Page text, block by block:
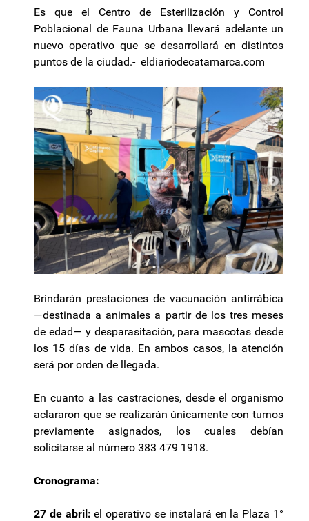
Es que el Centro de Esterilización y Control
Poblacional de Fauna Urbana llevará adelante un
nuevo operativo que se desarrollará en distintos
puntos de la ciudad.- eldiariodecatamarca.com
Brindarán prestaciones de vacunación antirrábica
—destinada a animales a partir de los tres meses
de edad— y desparasitación, para mascotas desde
los 15 días de vida. En ambos casos, la atención
será por orden de llegada.
En cuanto a las castraciones, desde el organismo
aclararon que se realizarán únicamente con turnos
previamente asignados, los cuales debían
solicitarse al número 383 479 1918.
Cronograma:
27 de abril: el operativo se instalará en la Plaza 1°